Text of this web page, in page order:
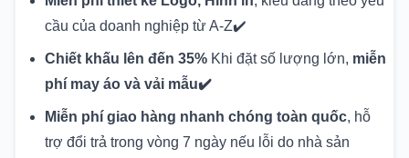
cầu của doanh nghiệp từ A-Z✔️
Chiết khấu lên đến 35% Khi đặt số lượng lớn, miễn
phí may áo và vải mẫu✔️
Miễn phí giao hàng nhanh chóng toàn quốc, hỗ
trợ đổi trả trong vòng 7 ngày nếu lỗi do nhà sản